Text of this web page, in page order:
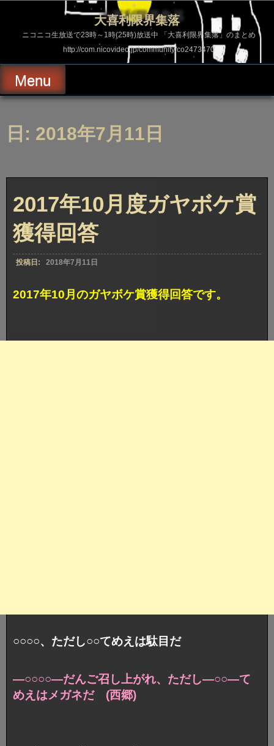
ス
ッ
プ
大喜利限界集落
ニコニコ生放送で23時～1時(25時)放送中 「大喜利限界集落」のまとめ
http://com.nicovideo.jp/community/co2473470
Menu
日: 2018年7月11日
2017年10月度ガヤボケ賞
獲得回答
投稿日: 2018年7月11日
2017年10月のガヤボケ賞獲得回答です。
○○○○、ただし○○てめえは駄目だ
―○○○○―だんご召し上がれ、 ただし―○○―て
めえはメガネだ (西郷)